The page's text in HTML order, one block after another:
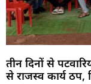
तीन दिनों से
से राजस्व कार्य